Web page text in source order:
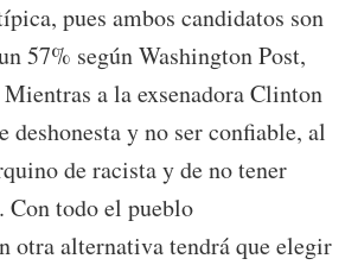
pues ambos candidatos son
57% según Washington Post,
a la exsenadora Clinton
deshonesta y no ser confiable, al
de racista y de no tener
Con todo el pueblo
otra alternativa tendrá que elegir